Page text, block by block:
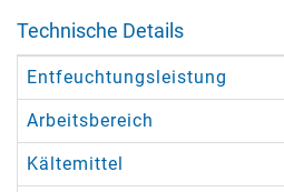
Technische Details
Entfeuchtungsleistung
Arbeitsbereich
Kältemittel